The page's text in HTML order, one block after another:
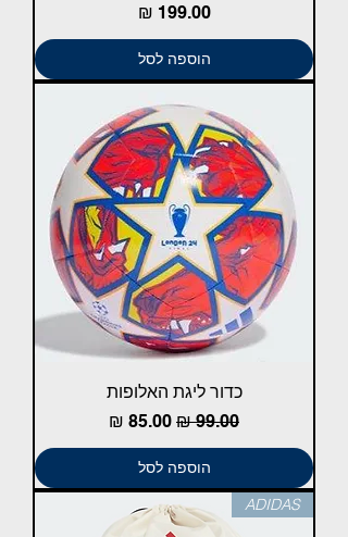
מחיר‏199.00 ‏₪
הוספה לסל
כדור ליגת האלופות
מחיר רגילמחיר מבצע
הוספה לסל
ADIDAS